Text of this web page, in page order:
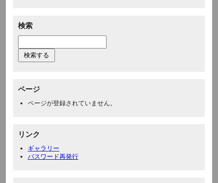
検索
ページ
ページが登録されていません。
リンク
ギャラリー
パスワード再発行